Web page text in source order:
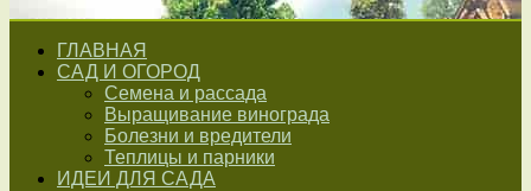
ГЛАВНАЯ
САД И ОГОРОД
Семена и рассада
Выращивание винограда
Болезни и вредители
Теплицы и парники
ИДЕИ ДЛЯ САДА